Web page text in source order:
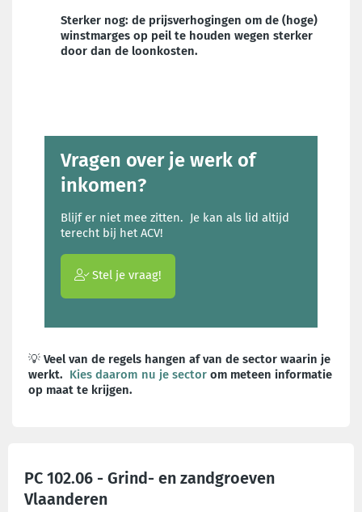
Sterker nog: de prijsverhogingen om de (hoge)
winstmarges op peil te houden wegen sterker
door dan de loonkosten.
Vragen over je werk of
inkomen?
Blijf er niet mee zitten. Je kan als lid altijd
terecht bij het ACV!
Stel je vraag!
💡 Veel van de regels hangen af van de sector waarin je
werkt. Kies daarom nu je sector om meteen informatie
op maat te krijgen.
PC 102.06 - Grind- en zandgroeven
Vlaanderen